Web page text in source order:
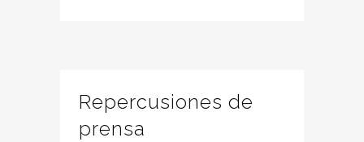
Repercusiones de
prensa